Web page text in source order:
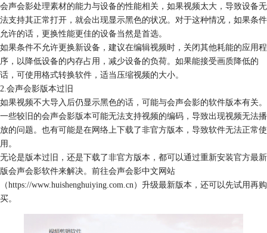
会声会影处理素材的能力与设备的性能相关，如果视频太大，导致设备无
法支持其正常打开，就会出现显示黑色的状况。对于这种情况，如果条件
允许的话，更换性能更佳的设备当然是首选。
如果条件不允许更换新设备，建议在编辑视频时，关闭其他耗能的应用程
序，以降低设备的内存占用，减少设备的负荷。如果能接受画质降低的
话，可使用格式转换软件，适当压缩视频的大小。
2.会声会影版本过旧
如果视频不大导入后仍显示黑色的话，可能与会声会影的软件版本有关。
一些较旧的会声会影版本可能无法支持视频的编码，导致出现视频无法播
放的问题。也有可能是在网络上下载了非官方版本，导致软件无法正常使
用。
无论是版本过旧，还是下载了非官方版本，都可以通过重新安装官方最新
版会声会影软件来解决。前往会声会影中文网站
（https://www.huishenghuiying.com.cn）升级最新版本，还可以先试用再购
买。